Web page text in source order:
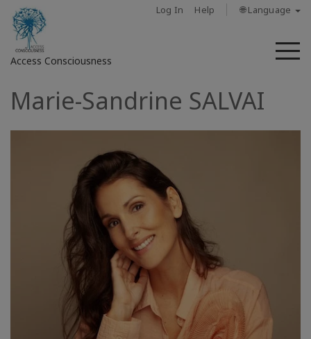
Log In Help 🌐 Language
Access Consciousness
Sign
to
Marie-Sandrine SALVAI